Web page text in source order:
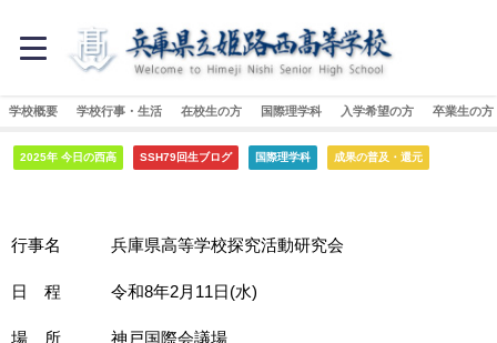
学校概要 学校行事・生活 在校生の方 国際理学科 入学希望の方 卒業生の方
2025年 今日の西高 SSH79回生ブログ 国際理学科 成果の普及・還元
行事名 兵庫県高等学校探究活動研究会
日 程 令和8年2月11日 (水)
場 所 神戸国際会議場